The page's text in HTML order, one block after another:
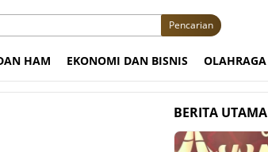
Pencarian
HAM EKONOMI DAN BISNIS OLAHRAGA
BERITA UTAMA